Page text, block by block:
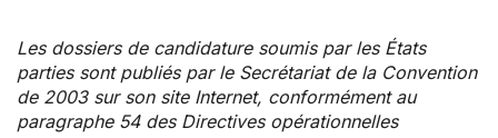
Les dossiers de candidature soumis par les États
parties sont publiés par le Secrétariat de la Convention
de 2003 sur son site Internet, conformément au
paragraphe 54 des Directives opérationnelles